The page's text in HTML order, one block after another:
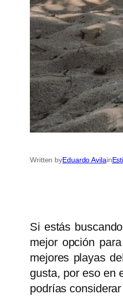
Written byEduardo Avilain
Si estás
mejor opción
mejores playas
gusta, por eso en
podrías